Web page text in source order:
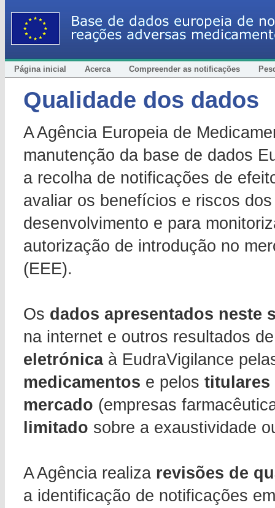
Página inicial Acerca Compreender as notificações
Qualidade dos dados
A Agência Europeia de
manutenção da base de dados
a recolha de notificações de
avaliar os benefícios e riscos
desenvolvimento e para
autorização de introdução no
(EEE).
Os dados apresentados neste
na internet e outros resultados
eletrónica à EudraVigilance
medicamentos e pelos titulares
mercado (empresas
limitado sobre a exaustividade
A Agência realiza revisões de
a identificação de notificações